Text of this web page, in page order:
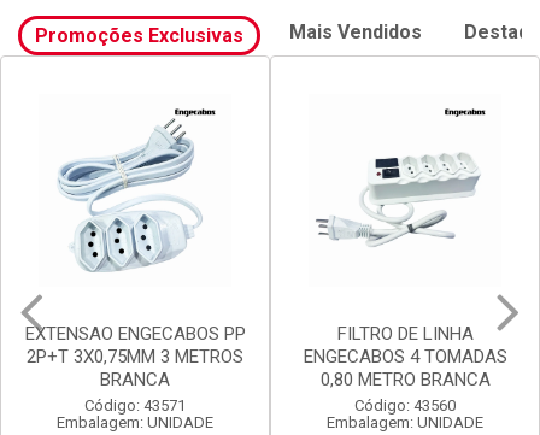
Promoções Exclusivas Mais Vendidos